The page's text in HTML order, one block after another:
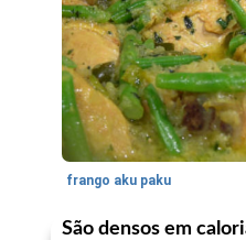
frango aku paku
São densos em